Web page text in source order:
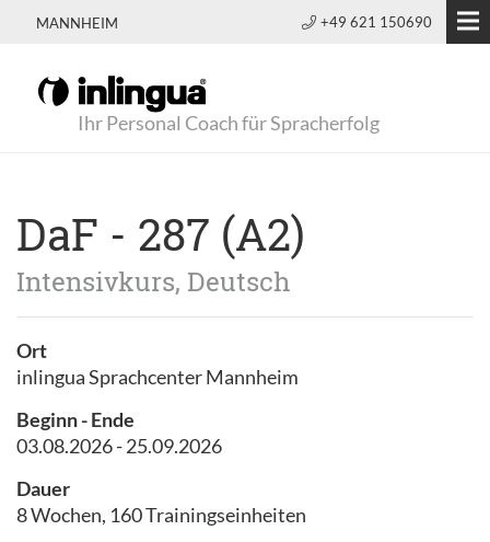
MANNHEIM +49 621 150690
Ihr Personal Coach für Spracherfolg
DaF - 287 (A2)
Intensivkurs, Deutsch
Ort
inlingua Sprachcenter Mannheim
Beginn - Ende
03.08.2026 - 25.09.2026
Dauer
8 Wochen, 160 Trainingseinheiten